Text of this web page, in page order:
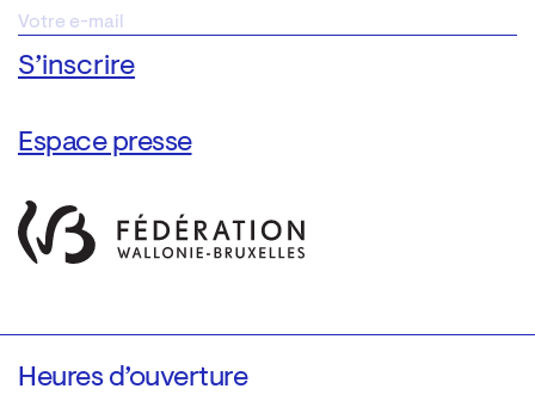
Espace presse
Heures d’ouverture